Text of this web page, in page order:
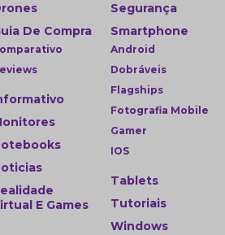
De Compra
E Games
Segurança
Smartphone
Android
Dobráveis
Flagships
Fotografia Mobile
Gamer
IOS
Tablets
Tutoriais
Windows